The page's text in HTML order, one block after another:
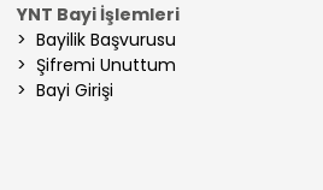
YNT Bayi İşlemleri
> Bayilik Başvurusu
> Şifremi Unuttum
> Bayi Girişi